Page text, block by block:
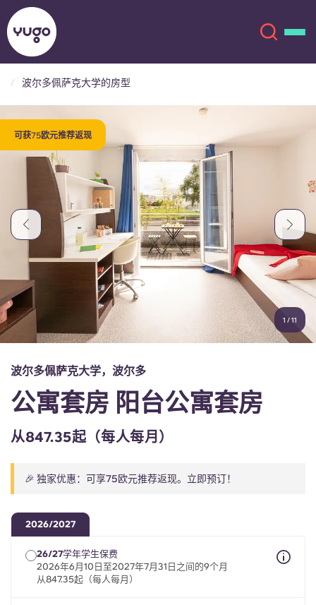
地点
账户 语言
English (US)
Chinese
Español
Català
Italian
选择一个国家
English (US)
Chinese Español
Català Deutsch
Italian French
Portuguese
波尔多佩萨克大学的房型
可获75欧元推荐返现
1 /11
波尔多佩萨克大学，波尔多
公寓套房 阳台公寓套房
从847.35起（每人每月）
🎉 独家优惠：可享75欧元推荐返现。立即预订！
2026/2027
26/27学年学生保费
2026年6月10日至2027年7月31日之间的9个月
从847.35起（每人每月）